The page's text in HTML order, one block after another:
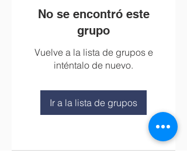
No se encontró este
grupo
Vuelve a la lista de grupos e
inténtalo de nuevo.
Ir a la lista de grupos